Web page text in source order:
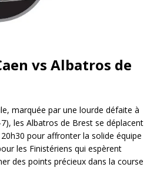
vs Albatros de
marquée par une lourde défaite à
les Albatros de Brest se déplacent
pour affronter la solide équipe
les Finistériens qui espèrent
des points précieux dans la course